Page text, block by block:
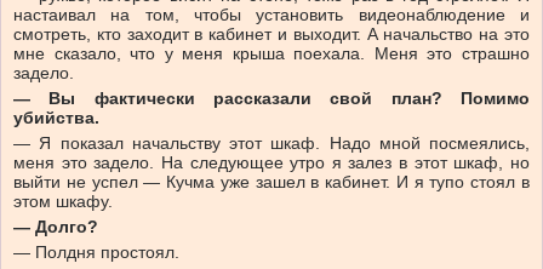
настаивал на том, чтобы установить видеонаблюдение и
смотреть, кто заходит в кабинет и выходит. А начальство на это
мне сказало, что у меня крыша поехала. Меня это страшно
задело.
— Вы фактически рассказали свой план? Помимо
убийства.
— Я показал начальству этот шкаф. Надо мной посмеялись,
меня это задело. На следующее утро я залез в этот шкаф, но
выйти не успел — Кучма уже зашел в кабинет. И я тупо стоял в
этом шкафу.
— Долго?
— Полдня простоял.